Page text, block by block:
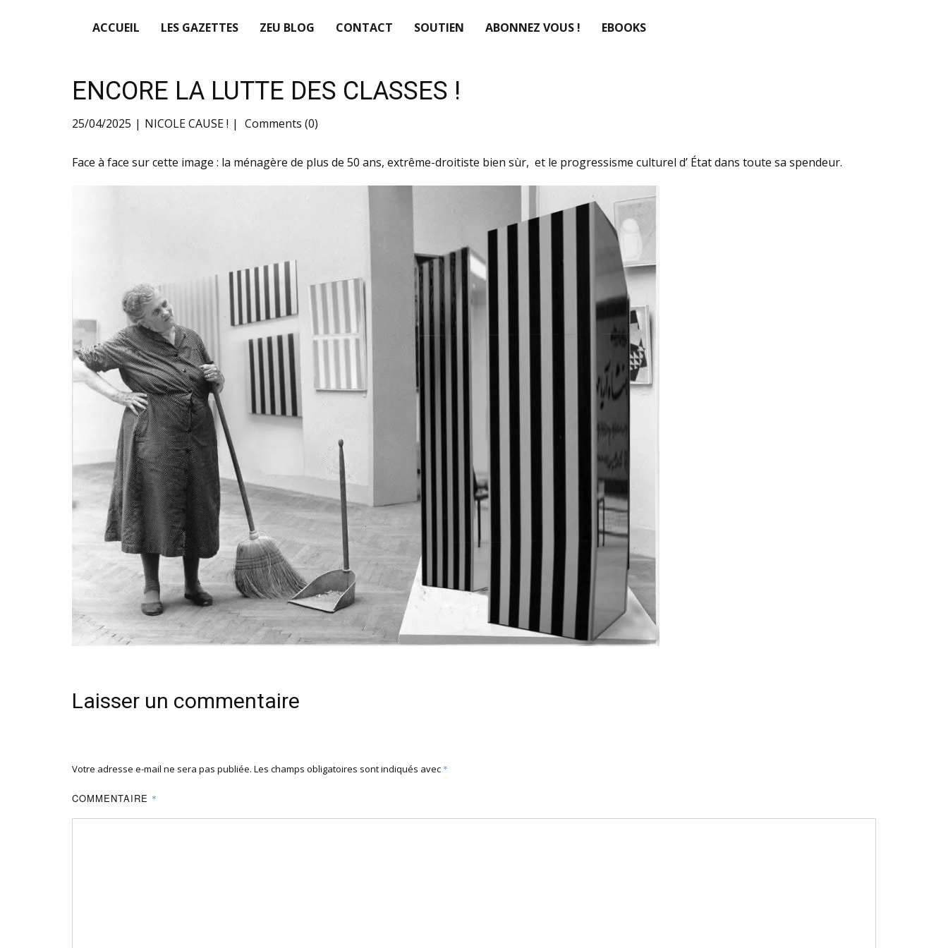
ACCUEIL LES GAZETTES ZEU BLOG CONTACT SOUTIEN ABONNEZ VOUS ! EBOOKS
ENCORE LA LUTTE DES CLASSES !
25/04/2025 NICOLE CAUSE ! Comments (0)
Face à face sur cette image : la ménagère de plus de 50 ans, extrême-droitiste bien sùr, et le progressisme culturel d’ État dans toute sa spendeur.
Laisser un commentaire
Votre adresse e-mail ne sera pas publiée. Les champs obligatoires sont indiqués avec *
COMMENTAIRE *